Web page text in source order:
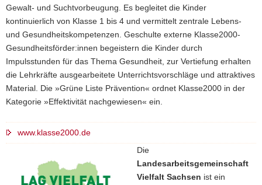
Gewalt- und Suchtvorbeugung. Es begleitet die Kinder
kontinuierlich von Klasse 1 bis 4 und vermittelt zentrale Lebens-
und Gesundheitskompetenzen. Geschulte externe Klasse2000-
Gesundheitsförder:innen begeistern die Kinder durch
Impulsstunden für das Thema Gesundheit, zur Vertiefung erhalten
die Lehrkräfte ausgearbeitete Unterrichtsvorschläge und attraktives
Material. Die »Grüne Liste Prävention« ordnet Klasse2000 in der
Kategorie »Effektivität nachgewiesen« ein.
www.klasse2000.de
Die
Landesarbeitsgemeinschaft
Vielfalt Sachsen ist ein